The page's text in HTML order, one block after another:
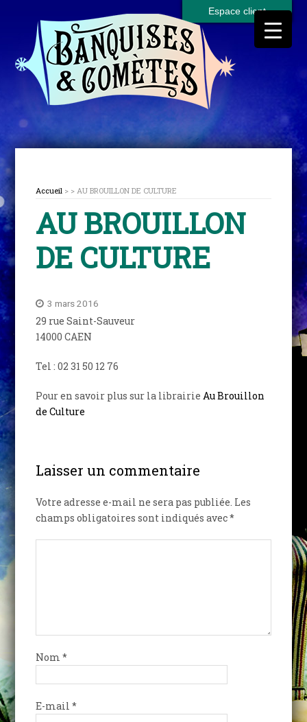
Espace client
Accueil > > AU BROUILLON DE CULTURE
AU BROUILLON
DE CULTURE
3 mars 2016
29 rue Saint-Sauveur
14000 CAEN
Tel : 02 31 50 12 76
Pour en savoir plus sur la librairieAu Brouillon
de Culture
Laisser un commentaire
Votre adresse e-mail ne sera pas publiée. Les
champs obligatoires sont indiqués avec*
Nom*
E-mail*